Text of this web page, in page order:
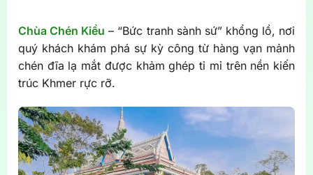
Chùa Chén Kiểu – “Bức tranh sành sứ” khổng lồ, nơi
quý khách khám phá sự kỳ công từ hàng vạn mảnh
chén đĩa lạ mắt được khảm ghép tỉ mỉ trên nền kiến
trúc Khmer rực rỡ.